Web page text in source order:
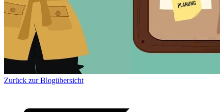
Zurück zur Blogübersicht